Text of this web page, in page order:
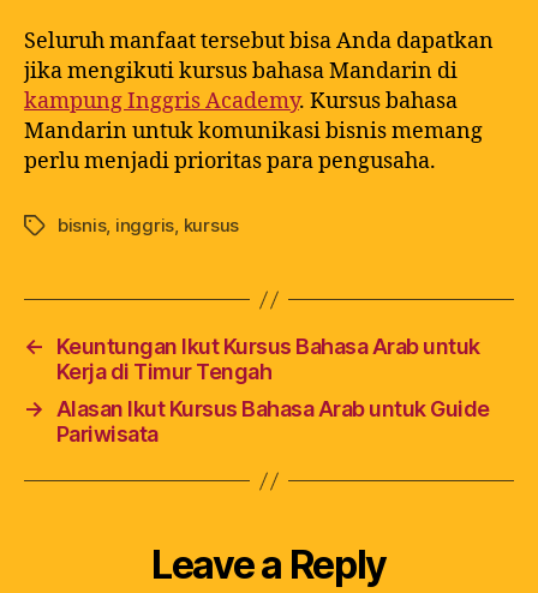
Seluruh manfaat tersebut bisa Anda dapatkan
jika mengikuti kursus bahasa Mandarin di
kampung Inggris Academy. Kursus bahasa
Mandarin untuk komunikasi bisnis memang
perlu menjadi prioritas para pengusaha.
bisnis, inggris, kursus
←
Keuntungan Ikut Kursus Bahasa Arab untuk
Kerja di Timur Tengah
→
Alasan Ikut Kursus Bahasa Arab untuk Guide
Pariwisata
Leave a Reply